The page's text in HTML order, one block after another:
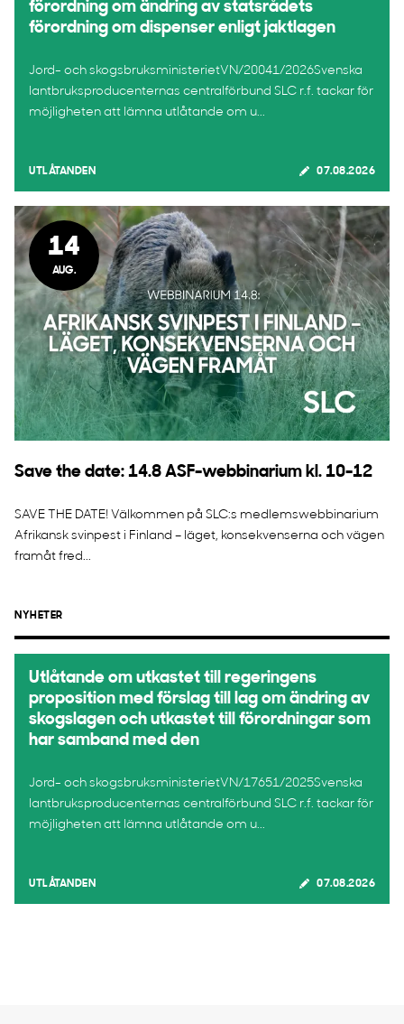
förordning om ändring av statsrådets
förordning om dispenser enligt jaktlagen
Jord- och skogsbruksministerietVN/20041/2026Svenska
lantbruksproducenternas centralförbund SLC r.f. tackar för
möjligheten att lämna utlåtande om u...
UTLÅTANDEN 07.08.2026
14
AUG.
Save the date: 14.8 ASF-webbinarium kl. 10-12
SAVE THE DATE! Välkommen på SLC:s medlemswebbinarium
Afrikansk svinpest i Finland – läget, konsekvenserna och vägen
framåt fred...
NYHETER
Utlåtande om utkastet till regeringens
proposition med förslag till lag om ändring av
skogslagen och utkastet till förordningar som
har samband med den
Jord- och skogsbruksministerietVN/17651/2025Svenska
lantbruksproducenternas centralförbund SLC r.f. tackar för
möjligheten att lämna utlåtande om u...
UTLÅTANDEN 07.08.2026